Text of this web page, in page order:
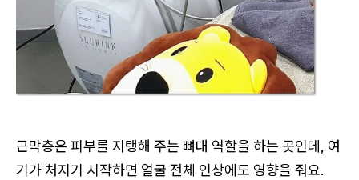
근막층은 피부를 지탱해 주는 뼈대 역할을 하는 곳인데, 여
기가 처지기 시작하면 얼굴 전체 인상에도 영향을 줘요.